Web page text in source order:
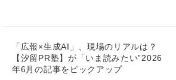
「広報×生成AI」、現場のリアルは？
【汐留PR塾】が「いま読みたい”2026
年6月の記事をピックアップ